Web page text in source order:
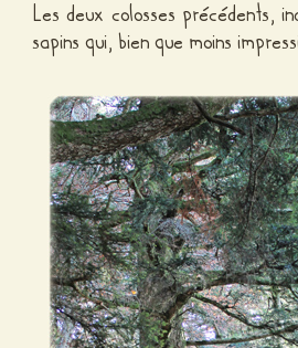
Les deux colosses précédents,
sapins qui, bien que moins